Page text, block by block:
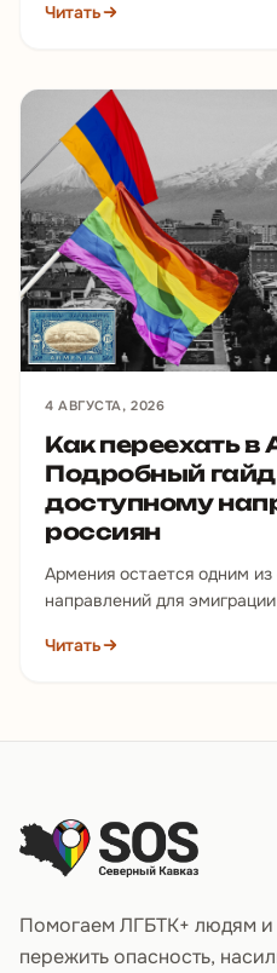
Читать
4 АВГУСТА, 2026
Как переехать
Подробный
доступному
россиян
Армения остается одним
направлений для
Читать
Помогаем ЛГБТК+ людям и
пережить опасность,